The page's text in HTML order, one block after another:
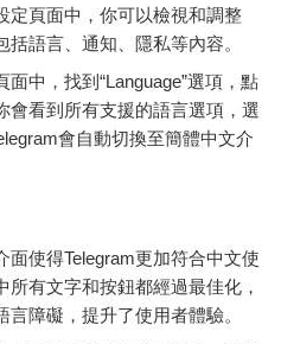
定頁面中，你可以檢視和調整
括語言、通知、隱私等內容。
面中，找到“Language”選項，點
會看到所有支援的語言選項，選
會自動切換至簡體中文介
面使得Telegram更加符合中文使
所有文字和按鈕都經過最佳化，
障礙，提升了使用者體驗。